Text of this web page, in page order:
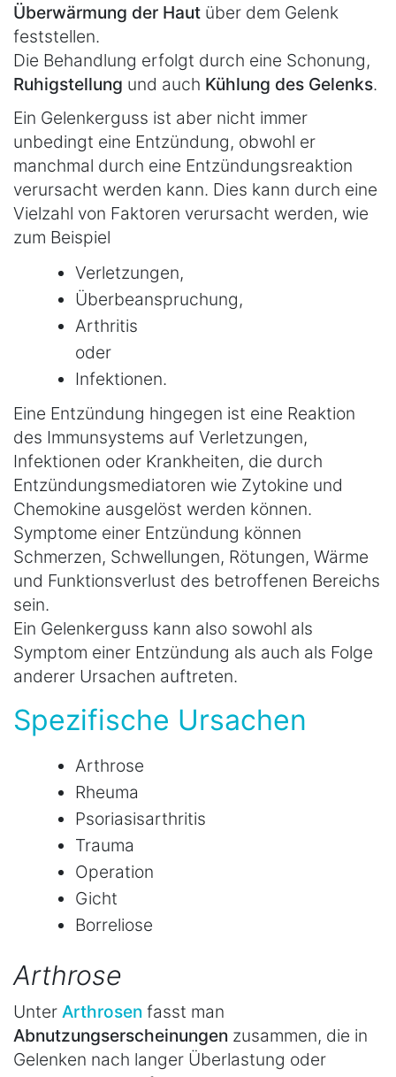
Überwärmung der Haut über dem Gelenk
feststellen.
Die Behandlung erfolgt durch eine Schonung,
Ruhigstellung und auch Kühlung des Gelenks.
Ein Gelenkerguss ist aber nicht immer
unbedingt eine Entzündung, obwohl er
manchmal durch eine Entzündungsreaktion
verursacht werden kann. Dies kann durch eine
Vielzahl von Faktoren verursacht werden, wie
zum Beispiel
Verletzungen,
Überbeanspruchung,
Arthritis
oder
Infektionen.
Eine Entzündung hingegen ist eine Reaktion
des Immunsystems auf Verletzungen,
Infektionen oder Krankheiten, die durch
Entzündungsmediatoren wie Zytokine und
Chemokine ausgelöst werden können.
Symptome einer Entzündung können
Schmerzen, Schwellungen, Rötungen, Wärme
und Funktionsverlust des betroffenen Bereichs
sein.
Ein Gelenkerguss kann also sowohl als
Symptom einer Entzündung als auch als Folge
anderer Ursachen auftreten.
Spezifische Ursachen
Arthrose
Rheuma
Psoriasisarthritis
Trauma
Operation
Gicht
Borreliose
Arthrose
Unter Arthrosen fasst man
Abnutzungserscheinungen zusammen, die in
Gelenken nach langer Überlastung oder